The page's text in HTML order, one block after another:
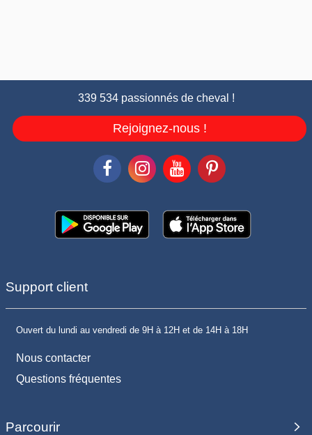
339 534 passionnés de cheval !
Rejoignez-nous !
Support client
Ouvert du lundi au vendredi de 9H à 12H et de 14H à 18H
Nous contacter
Questions fréquentes
Parcourir